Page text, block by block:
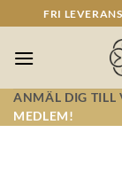
to
content
FRI
ANMÄL DIG TILL
MEDLEM!